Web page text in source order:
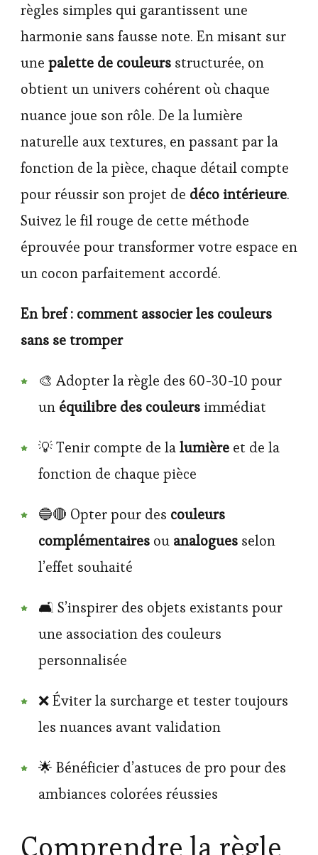
règles simples qui garantissent une
harmonie sans fausse note. En misant sur
une palette de couleurs structurée, on
obtient un univers cohérent où chaque
nuance joue son rôle. De la lumière
naturelle aux textures, en passant par la
fonction de la pièce, chaque détail compte
pour réussir son projet de déco intérieure.
Suivez le fil rouge de cette méthode
éprouvée pour transformer votre espace en
un cocon parfaitement accordé.
En bref : comment associer les couleurs
sans se tromper
🎨 Adopter la règle des 60-30-10 pour
un équilibre des couleursimmédiat
💡 Tenir compte de lalumière et de la
fonction de chaque pièce
🔵🔴 Opter pour des couleurs
complémentaires ou analogues selon
l’effet souhaité
🛋️ S’inspirer des objets existants pour
une association des couleurs
personnalisée
❌ Éviter la surcharge et tester toujours
les nuances avant validation
🌟 Bénéficier d’astuces de pro pour des
ambiances colorées réussies